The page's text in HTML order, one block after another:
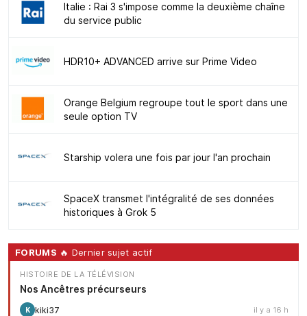
Italie : Rai 3 s'impose comme la deuxième chaîne
du service public
HDR10+ ADVANCED arrive sur Prime Video
Orange Belgium regroupe tout le sport dans une
seule option TV
Starship volera une fois par jour l'an prochain
SpaceX transmet l'intégralité de ses données
historiques à Grok 5
FORUMS 🔥 Dernier sujet actif
HISTOIRE DE LA TÉLÉVISION
Nos Ancêtres précurseurs
K kiki37 il y a 16 h